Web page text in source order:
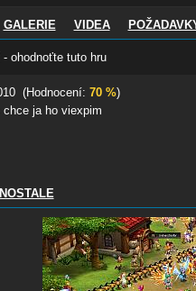
GALERIE VIDEA
- ohodnoťte tuto hru
(Hodnocení: 70 %)
chce ja ho viexpim